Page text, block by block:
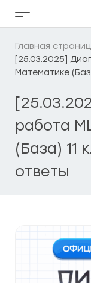
Кнопка
бокового
меню
Главная
[25.03.2025]
Математике
работа
(База) 11
ответы